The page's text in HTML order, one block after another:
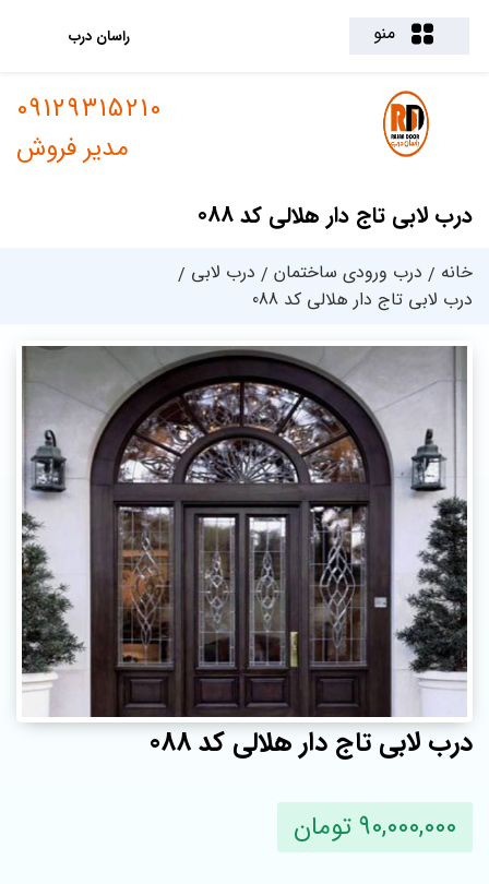
منو راسان درب
درب لابی تاج دار هلالی کد 088
09129315210
مدیر فروش
خانه درب ورودی ساختمان
درب لابی
درب لابی تاج دار هلالی کد 088
درب لابی تاج دار هلالی کد 088
90,000,000 تومان